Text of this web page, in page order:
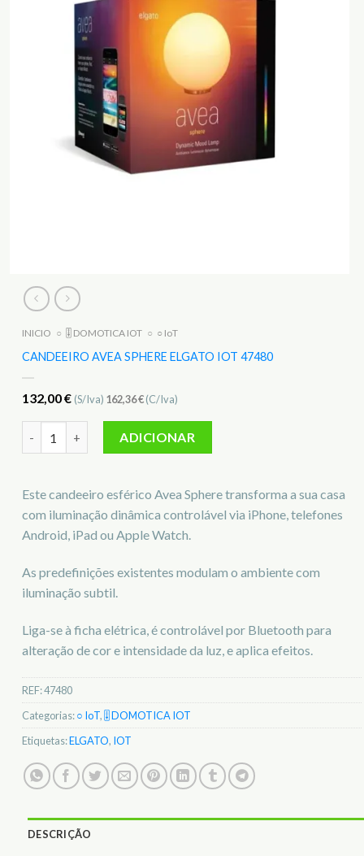
INICIO ○ 🎚️ DOMOTICA IOT ○ ○ IoT
CANDEEIRO AVEA SPHERE ELGATO IOT 47480
132,00€ (S/Iva) 162,36€(C/Iva)
ADICIONAR
Este candeeiro esférico Avea Sphere transforma a sua casa
com iluminação dinâmica controlável via iPhone, telefones
Android, iPad ou Apple Watch.
As predefinições existentes modulam o ambiente com
iluminação subtil.
Liga-se à ficha elétrica, é controlável por Bluetooth para
alteração de cor e intensidade da luz, e aplica efeitos.
REF:47480
Categorias:○ IoT,🎚️ DOMOTICA IOT
Etiquetas:ELGATO, IOT
DESCRIÇÃO